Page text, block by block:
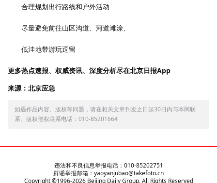
合理规划出行路线和户外活动
尽量避免前往山区沟道、河道滩涂、
低洼地带游玩逗留
更多热点速报、权威资讯、深度分析尽在北京日报App
来源：北京应急
如遇作品内容、版权等问题，请在相关文章刊发之日起30日内与本网联
系。版权侵权联系电话：010-85201664
违法和不良信息举报电话：010-85202751
辟谣举报邮箱：yaoyanjubao@takefoto.cn
Copyright ©1996-2026Beijing Daily Group, All Rights Reserved